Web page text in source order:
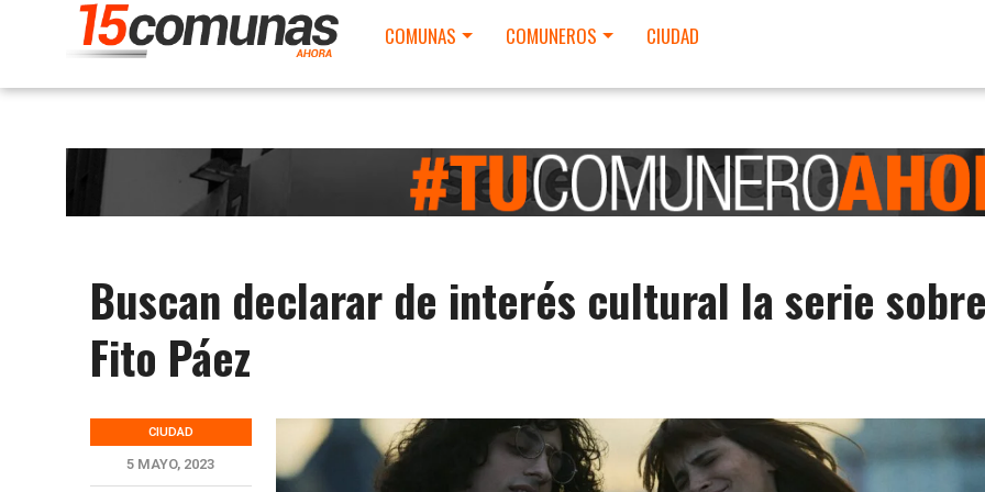
COMUNAS COMUNEROS CIUDAD
Buscan declarar de interés cultural la serie
Fito Páez
CIUDAD
5 MAYO, 2023